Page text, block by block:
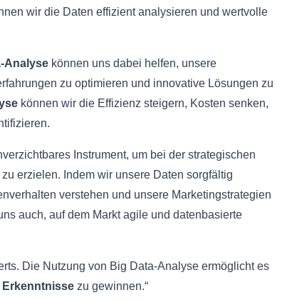
wir die Daten effizient analysieren und wertvolle
Analyse können uns dabei helfen, unsere
zu optimieren und innovative Lösungen zu
können wir die Effizienz steigern, Kosten senken,
Instrument, um bei der strategischen
erzielen. Indem wir unsere Daten sorgfältig
verstehen und unsere Marketingstrategien
auch, auf dem Markt agile und datenbasierte
Die Nutzung von Big Data-Analyse ermöglicht es
zu gewinnen.“